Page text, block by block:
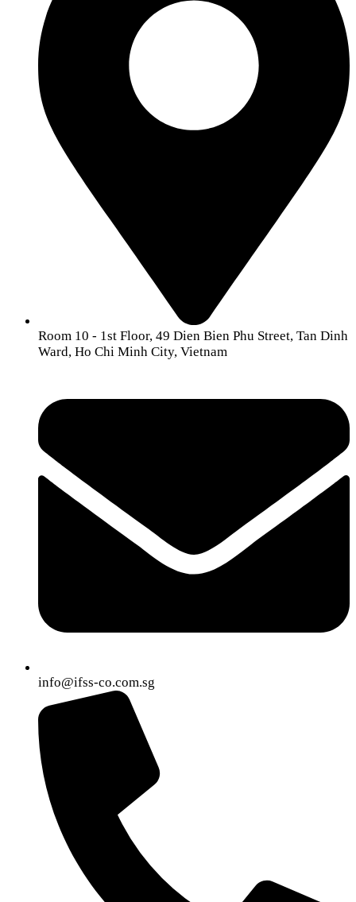
Room 10 - 1st Floor, 49 Dien Bien Phu Street, Tan Dinh
Ward, Ho Chi Minh City, Vietnam
info@ifss-co.com.sg